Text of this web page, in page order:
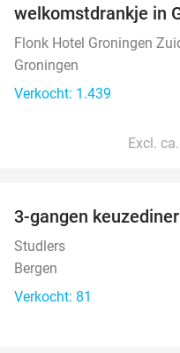
welkomstdrankje in
Flonk Hotel Groningen
Groningen
Verkocht: 1.439
Excl.
3-gangen
Studlers
Bergen
Verkocht: 81